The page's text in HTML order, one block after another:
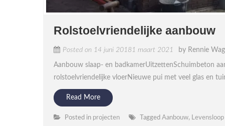
Rolstoelvriendelijke aanbouw
Posted on 14 juni 2018 1 maart 2021 by Rennie
Aanbouw slaap- en badkamerUitzettenSchuimbeton
rolstoelvriendelijke vloerNieuwe pui met veel glas en
Read More
Posted in projecten Tagged Aanbouw,